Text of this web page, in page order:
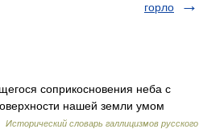
горло
соприкосновения неба с
нашей земли умом
Исторический словарь галлицизмов русского